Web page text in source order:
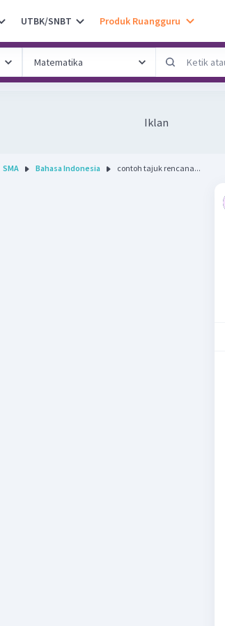
UTBK/SNBT Produk Ruangguru
Iklan
SMA Bahasa Indonesia contoh tajuk rencana...